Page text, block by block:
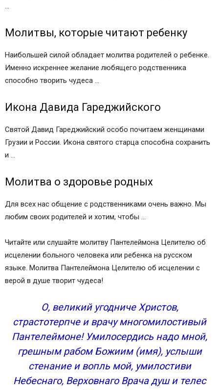
…
Молитвы, которые читают ребенку
Наибольшей силой обладает молитва родителей о ребенке.
Именно искреннее желание любящего родственника
способно творить чудеса …
Икона Давида Гареджийского
Святой Давид Гареджийский особо почитаем женщинами
Грузии и России. Икона святого старца способна сохранить
и …
Молитва о здоровье родных
Для всех нас общение с родственниками очень важно. Мы
любим своих родителей и хотим, чтобы …
Читайте или слушайте молитву Пантелеймона Целителю об
исцелении больного человека или ребенка на русском
языке. Молитва Пантелеймона Целителю об исцелении с
верой в душе творит чудеса!
О, великий угодниче Христов,
страстотерпче и врачу многомилостивый
Пантелеймоне! Умилосердись надо мной,
грешным рабом Божиим (имя), услыши
стенание и вопль мой, умилостиви
Небеснаго, Верховнаго Врача душ и телес